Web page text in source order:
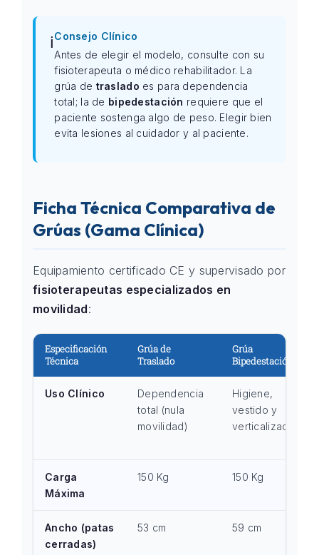
ℹ️Consejo Clínico
Antes de elegir el modelo, consulte con su
fisioterapeuta o médico rehabilitador. La
grúa de traslado es para dependencia
total; la de bipedestación requiere que el
paciente sostenga algo de peso. Elegir bien
evita lesiones al cuidador y al paciente.
Ficha Técnica Comparativa de
Grúas (Gama Clínica)
Equipamiento certificado CE y supervisado por
fisioterapeutas especializados en
movilidad:
Especificación
Técnica
Grúa de
Traslado
Grúa
Bipedestación
Uso Clínico
Dependencia
total (nula
movilidad)
Higiene,
vestido y
verticalización
Carga
Máxima
150 Kg 150 Kg
Ancho (patas
cerradas)
53 cm 59 cm